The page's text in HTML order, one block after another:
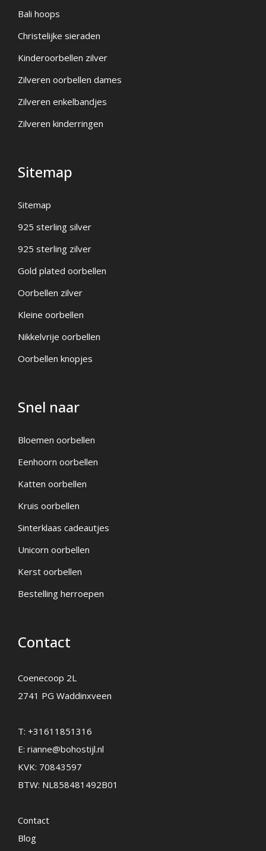
Bali hoops
Christelijke sieraden
Kinderoorbellen zilver
Zilveren oorbellen dames
Zilveren enkelbandjes
Zilveren kinderringen
Sitemap
Sitemap
925 sterling silver
925 sterling zilver
Gold plated oorbellen
Oorbellen zilver
Kleine oorbellen
Nikkelvrije oorbellen
Oorbellen knopjes
Snel naar
Bloemen oorbellen
Eenhoorn oorbellen
Katten oorbellen
Kruis oorbellen
Sinterklaas cadeautjes
Unicorn oorbellen
Kerst oorbellen
Bestelling herroepen
Contact
Coenecoop 2L
2741 PG Waddinxveen
T: +31611851316
E: rianne@bohostijl.nl
KVK: 70843597
BTW: NL858481492B01
Contact
Blog